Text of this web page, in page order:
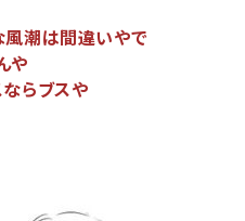
風潮は間違いやで
や
らブスや